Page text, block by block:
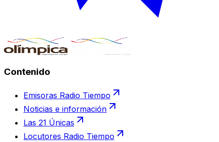
Contenido
Emisoras Radio Tiempo
Noticias e información
Las 21 Únicas
Locutores Radio Tiempo